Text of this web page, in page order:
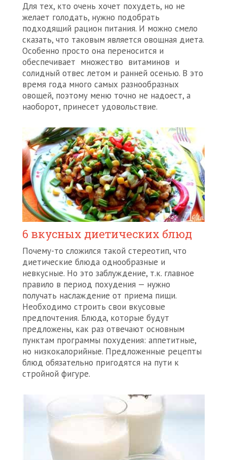
Для тех, кто очень хочет похудеть, но не
желает голодать, нужно подобрать
подходящий рацион питания. И можно смело
сказать, что таковым является овощная диета.
Особенно просто она переносится и
обеспечивает множество витаминов и
солидный отвес летом и ранней осенью. В это
время года много самых разнообразных
овощей, поэтому меню точно не надоест, а
наоборот, принесет удовольствие.
6 вкусных диетических блюд
Почему-то сложился такой стереотип, что
диетические блюда однообразные и
невкусные. Но это заблуждение, т.к. главное
правило в период похудения — нужно
получать наслаждение от приема пищи.
Необходимо строить свои вкусовые
предпочтения. Блюда, которые будут
предложены, как раз отвечают основным
пунктам программы похудения: аппетитные,
но низкокалорийные. Предложенные рецепты
блюд обязательно пригодятся на пути к
стройной фигуре.